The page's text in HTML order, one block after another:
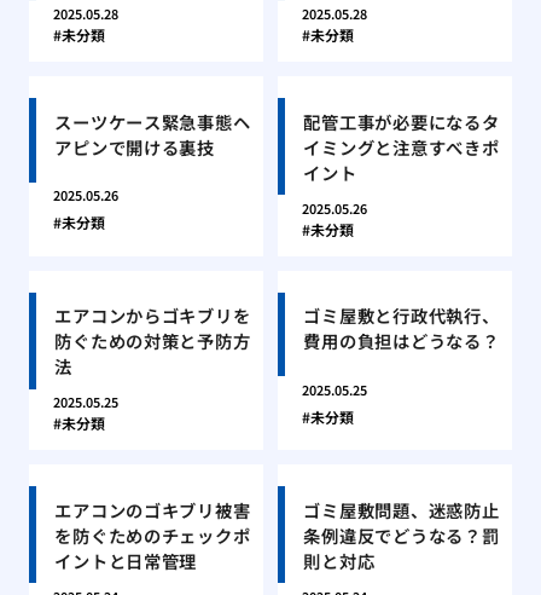
2025.05.28
未分類
2025.05.28
未分類
スーツケース緊急事態ヘ
アピンで開ける裏技
2025.05.26
未分類
配管工事が必要になるタ
イミングと注意すべきポ
イント
2025.05.26
未分類
エアコンからゴキブリを
防ぐための対策と予防方
法
2025.05.25
未分類
ゴミ屋敷と行政代執行、
費用の負担はどうなる？
2025.05.25
未分類
エアコンのゴキブリ被害
を防ぐためのチェックポ
イントと日常管理
ゴミ屋敷問題、迷惑防止
条例違反でどうなる？罰
則と対応